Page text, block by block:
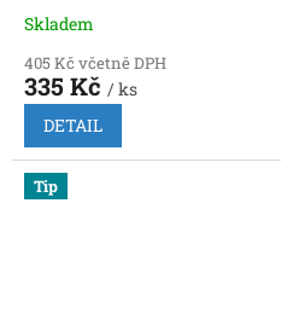
Skladem
405 Kč včetně DPH
335 Kč / ks
DETAIL
Tip